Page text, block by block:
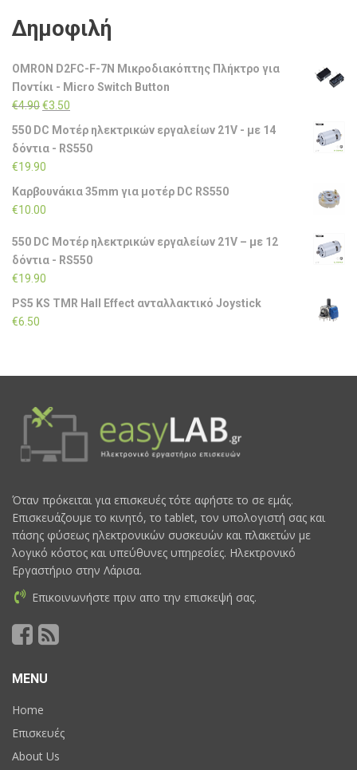
Δημοφιλή
OMRON D2FC-F-7N Μικροδιακόπτης Πλήκτρο για
Ποντίκι - Micro Switch Button
€4.90Original
price
was:
€4.90.
€3.50
τρέχουσα
τιμή
550 DC Μοτέρ ηλεκτρικών εργαλείων 21V - με 14
δόντια - RS550
€19.90
Καρβουνάκια 35mm για μοτέρ DC RS550
€10.00
550 DC Μοτέρ ηλεκτρικών εργαλείων 21V – με 12
δόντια - RS550
€19.90
PS5 KS TMR Hall Effect ανταλλακτικό Joystick
€6.50
Όταν πρόκειται για επισκευές τότε αφήστε το σε εμάς.
Επισκευάζουμε το κινητό, το tablet, τον υπολογιστή σας και
πάσης φύσεως ηλεκτρονικών συσκευών και πλακετών με
λογικό κόστος και υπεύθυνες υπηρεσίες. Ηλεκτρονικό
Εργαστήριο στην Λάρισα.
Επικοινωνήστε πριν απο την επισκεψή σας.
MENU
Home
Επισκευές
About Us